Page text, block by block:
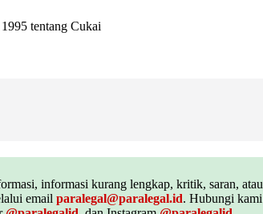
tentang Cukai
informasi kurang lengkap, kritik, saran, atau
email paralegal@paralegal.id. Hubungi kami